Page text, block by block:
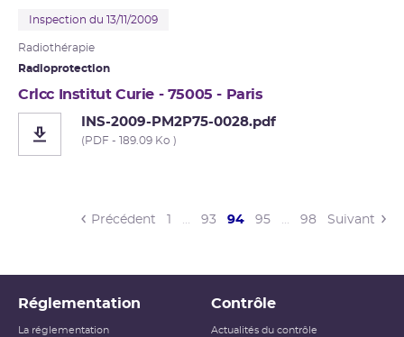
Inspection du 13/11/2009
Radiothérapie
Radioprotection
Crlcc Institut Curie - 75005 - Paris
INS-2009-PM2P75-0028.pdf
(PDF - 189.09 Ko )
Précédent … 93 94(current)
95 … 98 Suivant
Réglementation
La réglementation
Contrôle
Actualités du contrôle